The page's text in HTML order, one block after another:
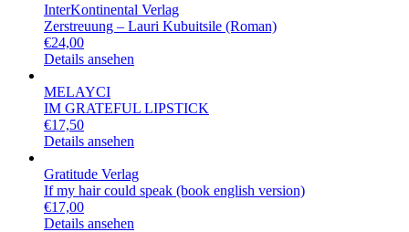
InterKontinental Verlag
Zerstreuung – Lauri Kubuitsile (Roman)
€24,00
Details ansehen
MELAYCI
IM GRATEFUL LIPSTICK
€17,50
Details ansehen
Gratitude Verlag
If my hair could speak (book english version)
€17,00
Details ansehen